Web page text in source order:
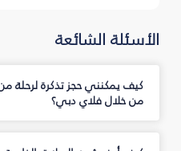
الأسئلة الشائعة
كيف يمكنني حجز تذكرة لرحلة
من خلال فلاي دبي؟